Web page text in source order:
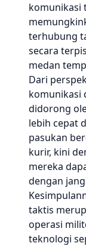
komunikasi
terhubung
secara
medan
Dari
komunikasi
didorong
lebih cepat
pasukan
kurir, kini
mereka
dengan
taktis
operasi
teknologi